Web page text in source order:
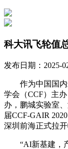
科大讯飞轮值
发布日期：2025-
作为中国国内
学会（CCF）主
办，鹏城实验室
届CCF-GAIR
深圳前海正式拉开
“AI新基建，产